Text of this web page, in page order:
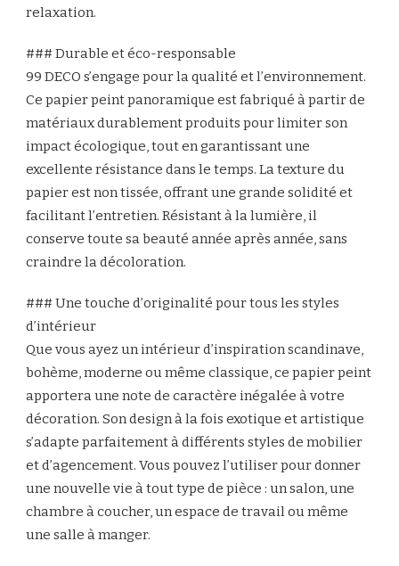
relaxation.
### Durable et éco-responsable
99 DECO s’engage pour la qualité et l’environnement.
Ce papier peint panoramique est fabriqué à partir de
matériaux durablement produits pour limiter son
impact écologique, tout en garantissant une
excellente résistance dans le temps. La texture du
papier est non tissée, offrant une grande solidité et
facilitant l’entretien. Résistant à la lumière, il
conserve toute sa beauté année après année, sans
craindre la décoloration.
### Une touche d’originalité pour tous les styles
d’intérieur
Que vous ayez un intérieur d’inspiration scandinave,
bohème, moderne ou même classique, ce papier peint
apportera une note de caractère inégalée à votre
décoration. Son design à la fois exotique et artistique
s’adapte parfaitement à différents styles de mobilier
et d’agencement. Vous pouvez l’utiliser pour donner
une nouvelle vie à tout type de pièce : un salon, une
chambre à coucher, un espace de travail ou même
une salle à manger.